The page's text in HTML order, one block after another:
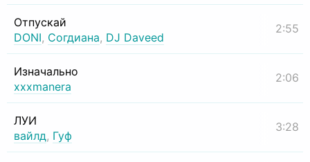
Отпускай
DONI, Согдиана, DJ Daveed
2:55
Изначально
xxxmanera
2:06
ЛУИ
вайлд, Гуф
3:28